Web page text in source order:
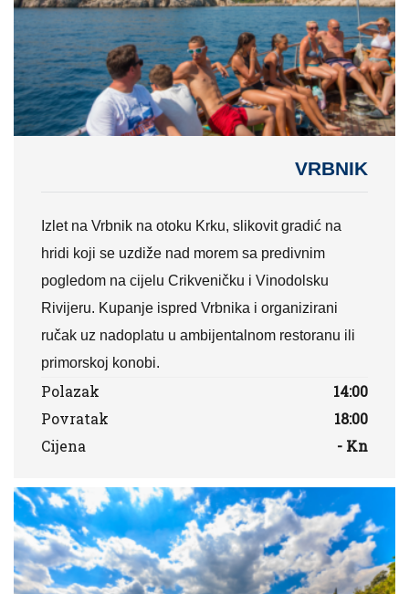
VRBNIK
Izlet na Vrbnik na otoku Krku, slikovit gradić na
hridi koji se uzdiže nad morem sa predivnim
pogledom na cijelu Crikveničku i Vinodolsku
Rivijeru. Kupanje ispred Vrbnika i organizirani
ručak uz nadoplatu u ambijentalnom restoranu ili
primorskoj konobi.
Polazak
14:00
Povratak
18:00
Cijena
- Kn